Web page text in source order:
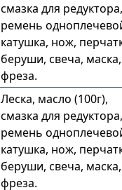
смазка для редуктора,
ремень
катушка, нож,
беруши, свеча, маска,
фреза.
Леска, масло (100г),
смазка для редуктора,
ремень
катушка, нож,
беруши, свеча, маска,
фреза.